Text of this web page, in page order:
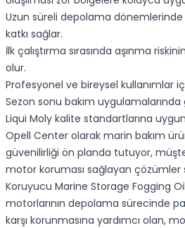
Uzun süreli depolama
katkı sağlar.
İlk çalıştırma sırasında aşınma
olur.
Profesyonel ve bireysel kullanımlar
Sezon sonu bakım uygulamalarında
Liqui Moly kalite standartlarına
Opell Center olarak marin bakım
güvenilirliği ön planda tutuyor,
motor koruması sağlayan çözümler
Koruyucu Marine Storage Fogging
motorlarının depolama sürecinde
karşı korunmasına yardımcı olan,